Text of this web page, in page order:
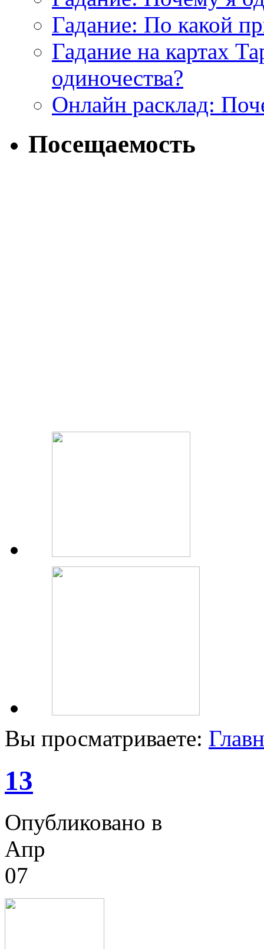
Гадание: По какой
Гадание на картах
одиночества?
Онлайн расклад:
Посещаемость
Вы просматриваете:
13
Опубликовано в
Апр
07